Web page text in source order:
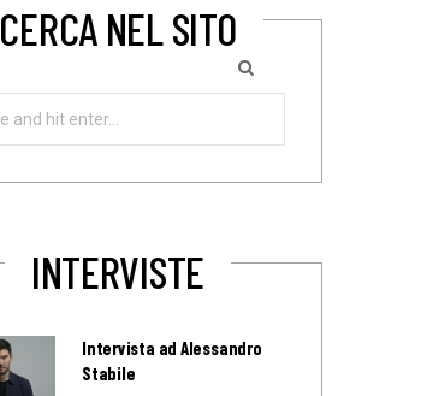
CERCA NEL SITO
INTERVISTE
Intervista ad Alessandro
Stabile